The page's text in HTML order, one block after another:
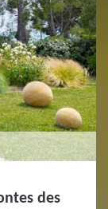
des